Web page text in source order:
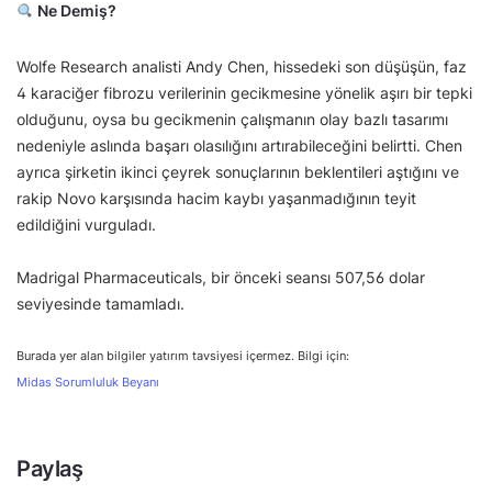
Ne Demiş?
Wolfe Research analisti Andy Chen, hissedeki son düşüşün, faz
4 karaciğer fibrozu verilerinin gecikmesine yönelik aşırı bir tepki
olduğunu, oysa bu gecikmenin çalışmanın olay bazlı tasarımı
nedeniyle aslında başarı olasılığını artırabileceğini belirtti. Chen
ayrıca şirketin ikinci çeyrek sonuçlarının beklentileri aştığını ve
rakip Novo karşısında hacim kaybı yaşanmadığının teyit
edildiğini vurguladı.
Madrigal Pharmaceuticals, bir önceki seansı 507,56 dolar
seviyesinde tamamladı.
Burada yer alan bilgiler yatırım tavsiyesi içermez. Bilgi için:
Midas Sorumluluk Beyanı
Paylaş